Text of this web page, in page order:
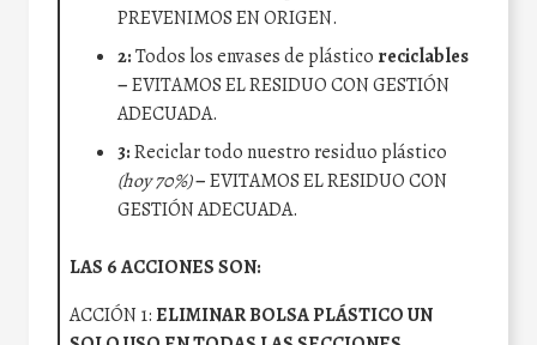
PREVENIMOS EN ORIGEN.
2:Todos los envases de plástico reciclables
–EVITAMOS EL RESIDUO CON GESTIÓN
ADECUADA.
3:Reciclar todo nuestro residuo plástico
(hoy 70%)–EVITAMOS EL RESIDUO CON
GESTIÓN ADECUADA.
LAS 6 ACCIONES SON:
ACCIÓN 1:ELIMINAR BOLSA PLÁSTICO UN